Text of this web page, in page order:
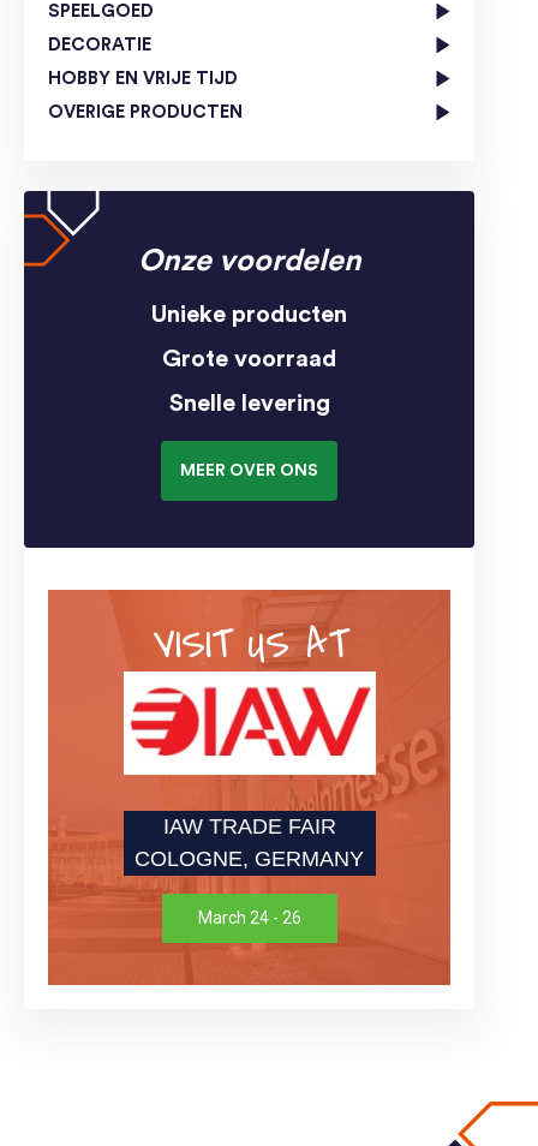
SPEELGOED
DECORATIE
HOBBY EN VRIJE TIJD
OVERIGE PRODUCTEN
Onze voordelen
Unieke producten
Grote voorraad
Snelle levering
MEER OVER ONS
VISIT US AT
IAW TRADE FAIR
COLOGNE, GERMANY
March 24 - 26